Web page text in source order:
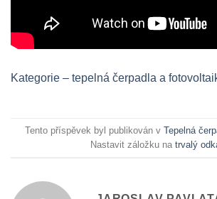
Kategorie – tepelná čerpadla a
Tento příspěvek byl publikován v Tepelná
Nastavit záložku na trvalý